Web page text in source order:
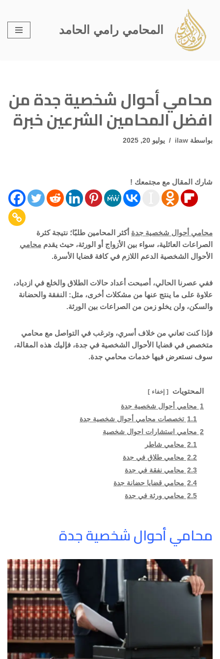
تخطى
إلى
المحتوى
المحامي رامي الحامد
محامي أحوال شخصية جدة من
افضل المحامين الشرعين خبرة
بواسطة ilaw يوليو 20, 2025
شارك المقال مع مجتمعك !
محامي أحوال شخصية جدة أكثر المحامين طلبًا؛ نتيجة كثرة
الصراعات العائلية، سواء بين الأزواج أو الورثة، حيث يقدم محامي
الأحوال الشخصية الدعم اللازم في كافة قضايا الأسرة.
ففي عصرنا الحالي، أصبحت أعداد حالات الطلاق والخلع في ازدياد،
علاوة على ما ينتج عنها من مشكلات أخرى، مثل: النفقة والحضانة
والسكن، ولن يخلو زمن من الصراعات بين الورثة.
فإذا كنت تعاني من خلاف أسري، وترغب في التواصل مع محامي
متخصص في قضايا الأحوال الشخصية في جدة، فإليك هذه المقالة،
سوف نستعرض فيها خدمات محامي جدة.
المحتويات إخفاء
1 محامي أحوال شخصية جدة
1.1 تخصصات محامي أحوال شخصية جدة
2 محامي استشارات احوال شخصية
2.1 محامي شاطر
2.2 محامي طلاق في جدة
2.3 محامي نفقة في جدة
2.4 محامي قضايا حضانة جدة
2.5 محامي ورثة في جدة
محامي أحوال شخصية جدة